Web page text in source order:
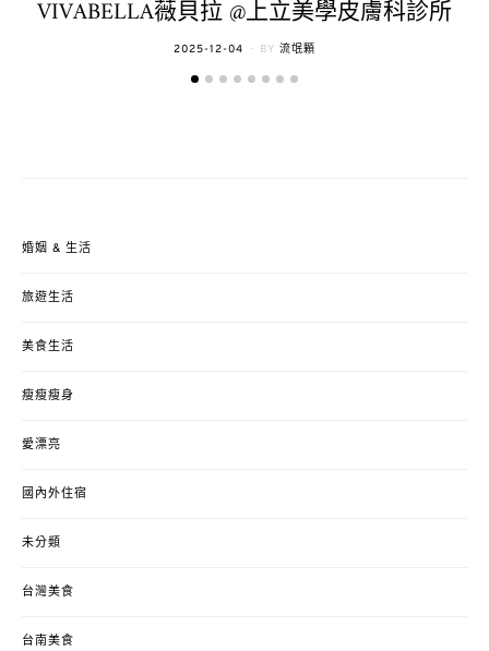
VIVABELLA薇貝拉 @上立美學皮膚科診所
POSTED
2025-12-04 BY 流氓顆
婚姻 & 生活
旅遊生活
美食生活
瘦瘦瘦身
愛漂亮
國內外住宿
未分類
台灣美食
台南美食